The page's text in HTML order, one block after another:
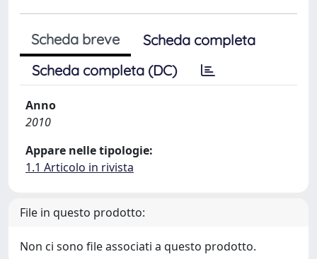
Scheda breve
Scheda completa
Scheda completa (DC)
Anno
2010
Appare nelle tipologie:
1.1 Articolo in rivista
File in questo prodotto:
Non ci sono file associati a questo prodotto.